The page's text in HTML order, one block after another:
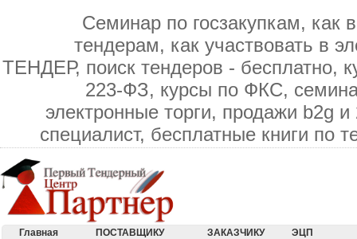
Семинар по госзакупкам, как
тендерам, как участвовать в
ТЕНДЕР, поиск тендеров - бесплатно,
223-ФЗ, курсы по ФКС,
электронные торги, продажи b2g
специалист, бесплатные книги
Главная ПОСТАВЩИКУ ЗАКАЗЧИКУ ЭЦП